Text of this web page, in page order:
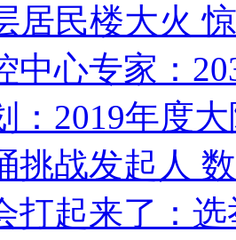
居民楼大火
中心专家：
：2019年度
挑战发起人
打起来了：